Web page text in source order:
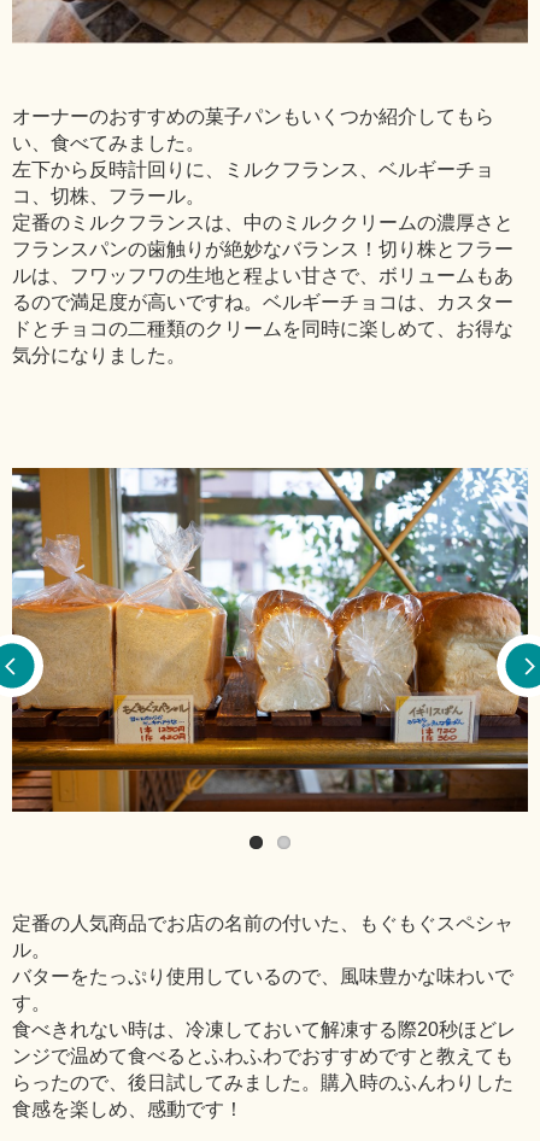
オーナーのおすすめの菓子パンもいくつか紹介してもら
い、食べてみました。
左下から反時計回りに、ミルクフランス、ベルギーチョ
コ、切株、フラール。
定番のミルクフランスは、中のミルククリームの濃厚さと
フランスパンの歯触りが絶妙なバランス！切り株とフラー
ルは、フワッフワの生地と程よい甘さで、ボリュームもあ
るので満足度が高いですね。ベルギーチョコは、カスター
ドとチョコの二種類のクリームを同時に楽しめて、お得な
気分になりました。
定番の人気商品でお店の名前の付いた、もぐもぐスペシャ
ル。
バターをたっぷり使用しているので、風味豊かな味わいで
す。
食べきれない時は、冷凍しておいて解凍する際20秒ほどレ
ンジで温めて食べるとふわふわでおすすめですと教えても
らったので、後日試してみました。購入時のふんわりした
食感を楽しめ、感動です！